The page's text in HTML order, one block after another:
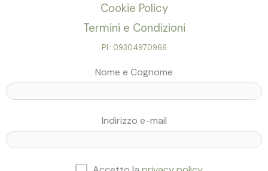
Cookie Policy
Termini e Condizioni
P.I.: 09304970966
Nome e Cognome
Indirizzo e-mail